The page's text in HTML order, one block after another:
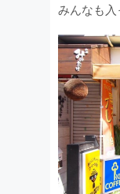
みんなも入